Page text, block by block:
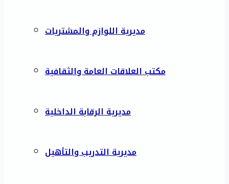
مديرية اللوازم والمشتريات
مكتب العلاقات العامة والثقافية
مديرية الرقابة الداخلية
مديرية التدريب والتأهيل